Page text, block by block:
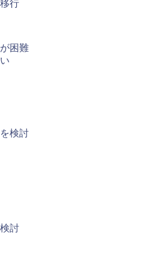
行
困難
検討
討